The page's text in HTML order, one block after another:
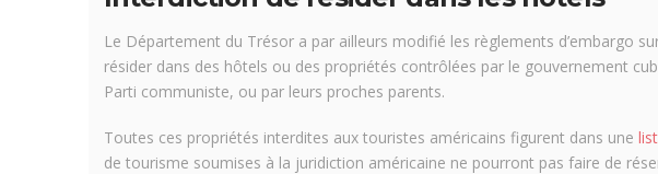
Le Département du Trésor a par ailleurs modifié les règlements d’embargo
résider dans des hôtels ou des propriétés contrôlées par le gouvernement
Parti communiste, ou par leurs proches parents.
Toutes ces propriétés interdites aux touristes américains figurent dans une
de tourisme soumises à la juridiction américaine ne pourront pas faire de